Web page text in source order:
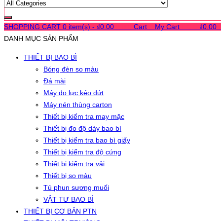
SHOPPING CART 0 item(s) - ₫0.00 Cart My Cart ₫0.00
DANH MỤC SẢN PHẨM
THIẾT BỊ BAO BÌ
Bóng đèn so màu
Đá mài
Máy đo lực kéo đứt
Máy nén thùng carton
Thiết bị kiểm tra may mặc
Thiết bị đo độ dày bao bì
Thiết bị kiểm tra bao bì giấy
Thiết bị kiểm tra độ cứng
Thiết bị kiểm tra vải
Thiết bị so màu
Tủ phun sương muối
VẬT TƯ BAO BÌ
THIẾT BỊ CƠ BẢN PTN